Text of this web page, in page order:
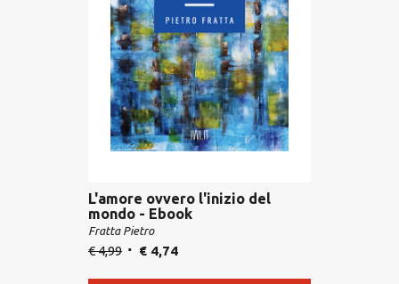
L'amore ovvero l'inizio del
mondo - Ebook
Fratta Pietro
€4,99 €4,74